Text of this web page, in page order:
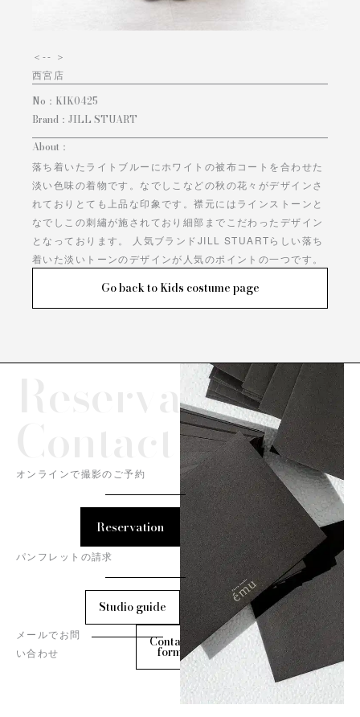
＜-- ＞
西宮店
No： KIK0425
Brand： JILL STUART
About：
落ち着いたライトブルーにホワイトの被布コートを合わせた
淡い色味の着物です。なでしこなどの秋の花々がデザインさ
れておりとても上品な印象です。襟元にはラインストーンと
なでしこの刺繡が施されており細部までこだわったデザイン
となっております。 人気ブランドJILL STUARTらしい落ち
着いた淡いトーンのデザインが人気のポイントの一つです。
Go back to Kids costume page
Reservation/
オンラインで撮影のご予約
Reservation
パンフレットの請求
Studio guide
メールでお問
い合わせ
Contact
form